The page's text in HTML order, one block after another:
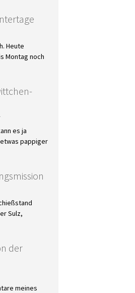
Heute
Montag noch
es ja
pappiger
Sulz,
der
meines